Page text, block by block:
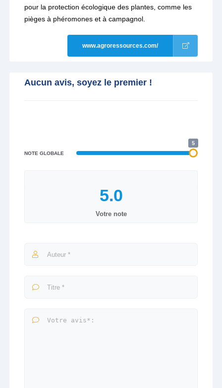
pour la protection écologique des plantes, comme les
pièges à phéromones et à campagnol.
www.agroressources.com/
Aucun avis, soyez le premier !
NOTE GLOBALE
5
Votre note